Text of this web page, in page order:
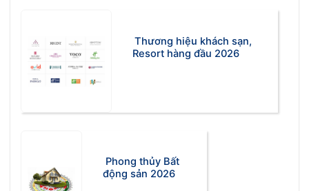
Thương hiệu khách sạn,
Resort hàng đầu 2026
Phong thủy Bất
động sản 2026